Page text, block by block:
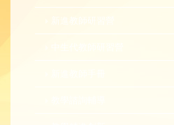
新進教師研習營